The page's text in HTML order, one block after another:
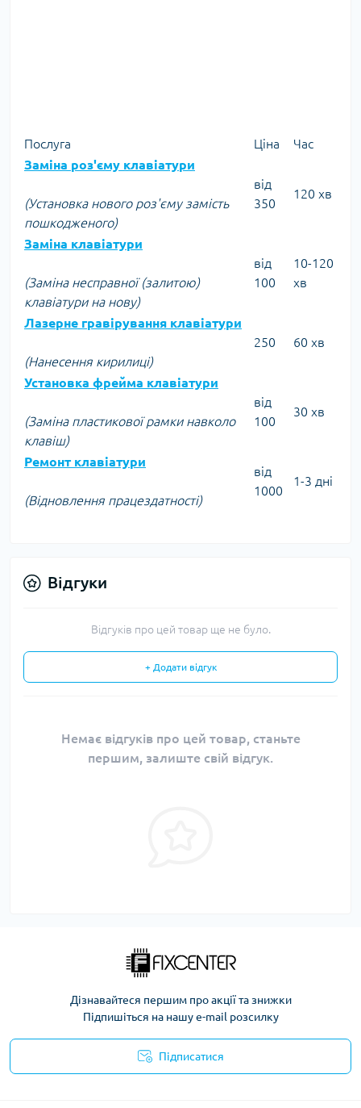
Послуга Ціна
Час
Заміна роз'єму клавіатури
(Установка нового роз'єму замість
пошкодженого)
від
350
120 хв
Заміна клавіатури
(Заміна несправної (залитою)
клавіатури на нову)
від
100
10-120
хв
Лазерне гравірування клавіатури
(Нанесення кирилиці)
250 60 хв
Установка фрейма клавіатури
(Заміна пластикової рамки навколо
клавіш)
від
100
30 хв
Ремонт клавіатури
(Відновлення працездатності)
від
1000
1-3 дні
Відгуки
Відгуків про цей товар ще не було.
+ Додати відгук
Немає відгуків про цей товар, станьте
першим, залиште свій відгук.
Дізнавайтеся першим про акції та знижки
Підпишіться на нашу e-mail розсилку
Підписатися